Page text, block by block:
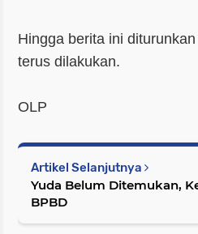
Hingga berita ini diturun
terus dilakukan.
OLP
Artikel Selanjutnya
Yuda Belum Ditemukan,
BPBD